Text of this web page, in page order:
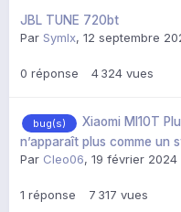
JBL TUNE 720bt
Par Symlx, 12 septembre
0 réponse 4 324 vues
bug(s)
Xiaomi MI10T
n’apparaît plus comme un
Par Cleo06, 19 février 2024
1 réponse 7 317 vues